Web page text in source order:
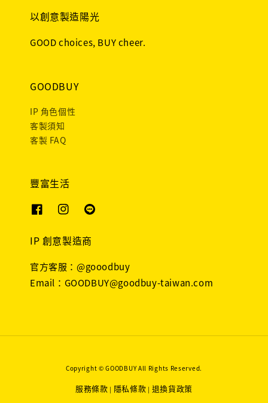
以創意製造陽光
GOOD choices, BUY cheer.
GOODBUY
IP 角色個性
客製須知
客製 FAQ
豐富生活
IP 創意製造商
官方客服：@gooodbuy
Email：GOODBUY@goodbuy-taiwan.com
Copyright © GOODBUY All Rights Reserved.
服務條款 | 隱私條款 | 退換貨政策